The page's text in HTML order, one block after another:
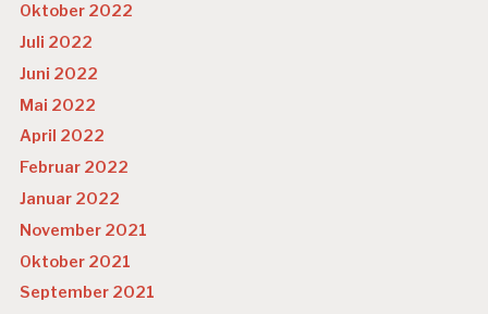
Oktober 2022
Juli 2022
Juni 2022
Mai 2022
April 2022
Februar 2022
Januar 2022
November 2021
Oktober 2021
September 2021